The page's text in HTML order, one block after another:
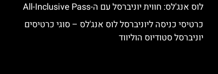
לוס אנג'לס: חווית יוניברסל עם ה-All-Inclusive Pass
כרטיסי כניסה ליוניברסל לוס אנג'לס – סוגי כרטיסים
יוניברסל סטודיוס הוליווד